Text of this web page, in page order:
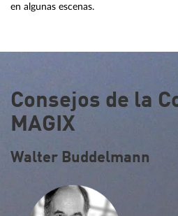
en algunas escenas.
Consejos de la
MAGIX
Walter Buddelmann